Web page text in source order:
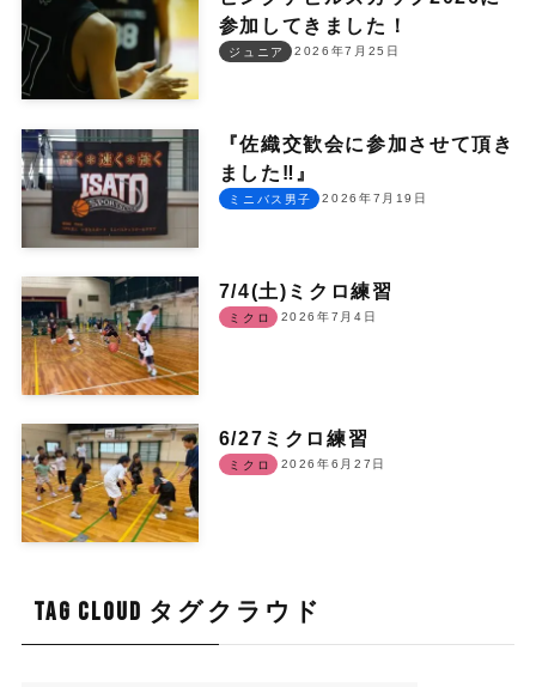
参加してきました！
2026年7月25日
ジュニア
『佐織交歓会に参加させて頂き
ました‼︎』
2026年7月19日
ミニバス男子
7/4(土)ミクロ練習
2026年7月4日
ミクロ
6/27ミクロ練習
2026年6月27日
ミクロ
TAG CLOUD タグクラウド